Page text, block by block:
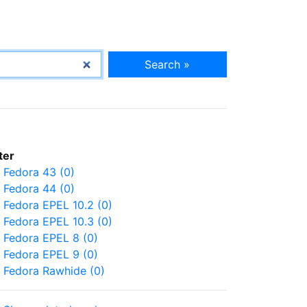
Search »
Fedora 43 (0)
Fedora 44 (0)
Fedora EPEL 10.2 (0)
Fedora EPEL 10.3 (0)
Fedora EPEL 8 (0)
Fedora EPEL 9 (0)
Fedora Rawhide (0)